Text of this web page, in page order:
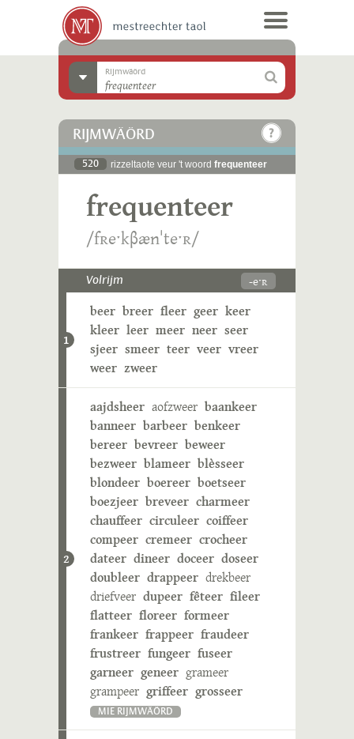
Rijmwäörd
RIJMWÄÖRD
520 rizzeltaote veur 't woord frequenteer
frequenteer
/fʀeˑkβænˈteˑʀ/
Volrijm -eˑʀ
1
beer breer fleer geer keer
kleer leer meer neer seer
sjeer smeer teer veer vreer
weer zweer
2
aajdsheer aofzweer baankeer
banneer barbeer benkeer
bereer bevreer beweer
bezweer blameer blèsseer
blondeer boereer boetseer
boezjeer breveer charmeer
chauffeer circuleer coiffeer
compeer cremeer crocheer
dateer dineer doceer doseer
doubleer drappeer drekbeer
driefveer dupeer fêteer fileer
flatteer floreer formeer
frankeer frappeer fraudeer
frustreer fungeer fuseer
garneer geneer grameer
grampeer griffeer grosseer
MIE RIJMWÄÖRD